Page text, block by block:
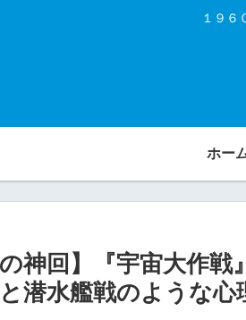
１９６
ホー
の神回】『宇宙大作
潜水艦戦のような心